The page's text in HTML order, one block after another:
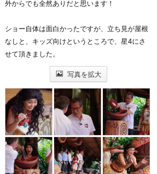
外からでも全然ありだと思います！
ショー自体は面白かったですが、立ち見が屋根
なしと、キッズ向けというところで、星4にさ
せて頂きました。
写真を拡大